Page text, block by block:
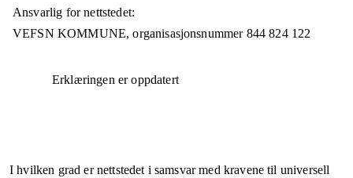
Ansvarlig for nettstedet:
VEFSN KOMMUNE,organisasjonsnummer 844 824 122
Erklæringen er oppdatert
I hvilken grad er nettstedet i samsvar med kravene til universell